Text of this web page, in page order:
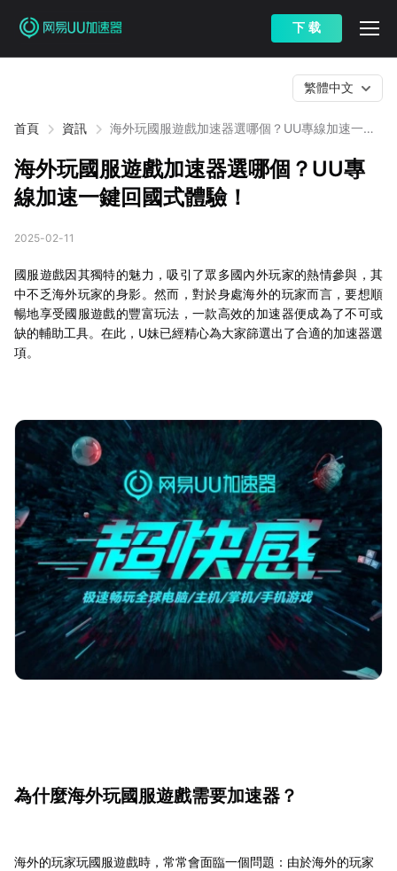
下 载
首頁 資訊
海外玩國服遊戲加速器選哪個？UU專線加速一鍵
繁體中文
海外玩國服遊戲加速器選哪個？UU專
線加速一鍵回國式體驗！
2025-02-11
國服遊戲因其獨特的魅力，吸引了眾多國內外玩家的熱情參與，其
中不乏海外玩家的身影。然而，對於身處海外的玩家而言，要想順
暢地享受國服遊戲的豐富玩法，一款高效的加速器便成為了不可或
缺的輔助工具。在此，U妹已經精心為大家篩選出了合適的加速器選
項。
為什麼海外玩國服遊戲需要加速器？
海外的玩家玩國服遊戲時，常常會面臨一個問題：由於海外的玩家